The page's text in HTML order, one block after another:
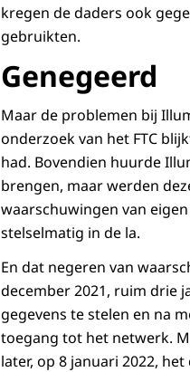
kregen de daders ook
gebruikten.
Genegeerd
Maar de problemen bij
onderzoek van het FTC
had. Bovendien huurde
brengen, maar werden
waarschuwingen van
stelselmatig in de la.
En dat negeren van
december 2021, ruim drie
gegevens te stelen en na
toegang tot het netwerk.
later, op 8 januari 2022,